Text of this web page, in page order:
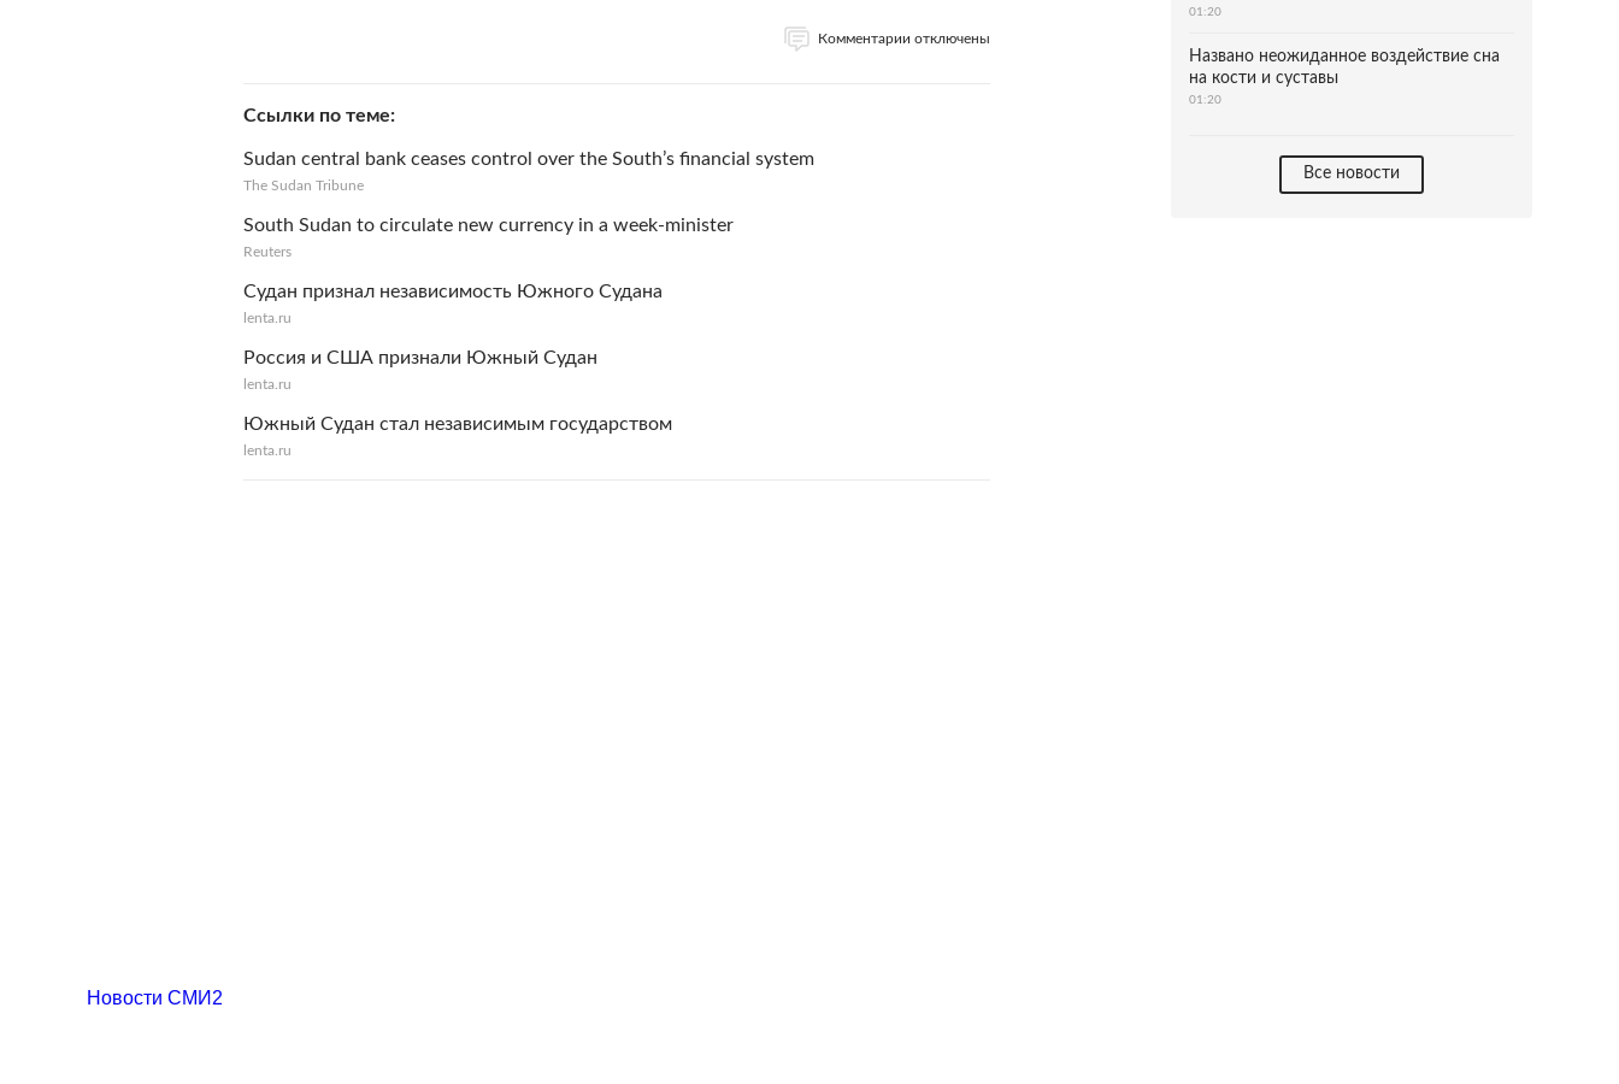
Комментарии отключены
Ссылки по теме
Sudan central bank ceases control over the South’s financial system
The Sudan Tribune
South Sudan to circulate new currency in a week-minister
Reuters
Судан признал независимость Южного Судана
lenta.ru
Россия и США признали Южный Судан
lenta.ru
Южный Судан стал независимым государством
lenta.ru
01:20
Названо неожиданное воздействие сна
на кости и суставы
01:20
Все новости
Новости СМИ2